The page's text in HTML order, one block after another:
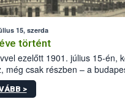
15, szerda
történt
ezelőtt 1901. július 15-én,
még csak részben – a
állomás a Kis
alatti, Czigler Győző által
>